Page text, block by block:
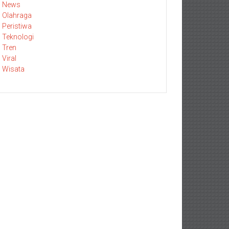
News
Olahraga
Peristiwa
Teknologi
Tren
Viral
Wisata